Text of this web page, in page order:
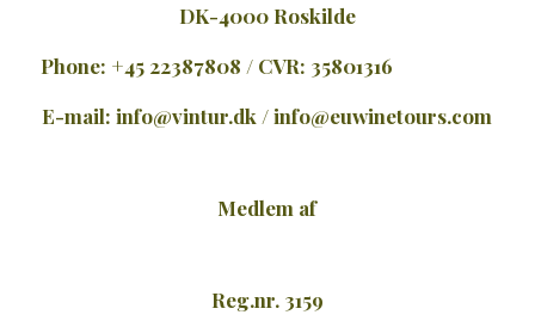
DK-4000 Roskilde
Phone: +45 22387808 / CVR: 35801316
E-mail:info@vintur.dk/info@euwinetours.com
Medlem af
Reg.nr. 3159